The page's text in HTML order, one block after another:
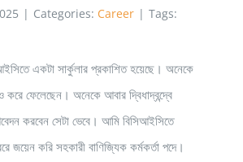
| Categories: Career | Tags:
একটা সার্কুলার প্রকাশিত হয়েছে। অনেকে
ফেলেছেন। অনেকে আবার দ্বিধাদ্বন্দ্বে
করবেন সেটা ভেবে। আমি বিসিআইসিতে
জয়েন করি সহকারী বাণিজ্যিক কর্মকর্তা পদে।